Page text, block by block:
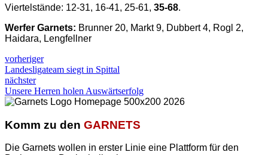
Viertelstände: 12-31, 16-41, 25-61, 35-68.
Werfer Garnets: Brunner 20, Markt 9, Dubbert 4, Rogl 2,
Haidara, Lengfellner
vorheriger
Landesligateam siegt in Spittal
nächster
Unsere Herren holen Auswärtserfolg
Komm zu den GARNETS
Die Garnets wollen in erster Linie eine Plattform für den